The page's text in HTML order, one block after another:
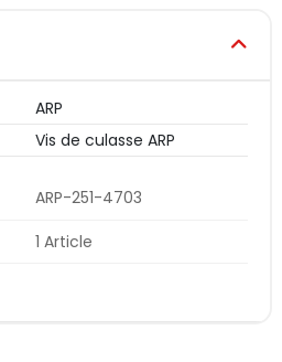
ARP
Vis de culasse ARP
ARP-251-4703
1 Article